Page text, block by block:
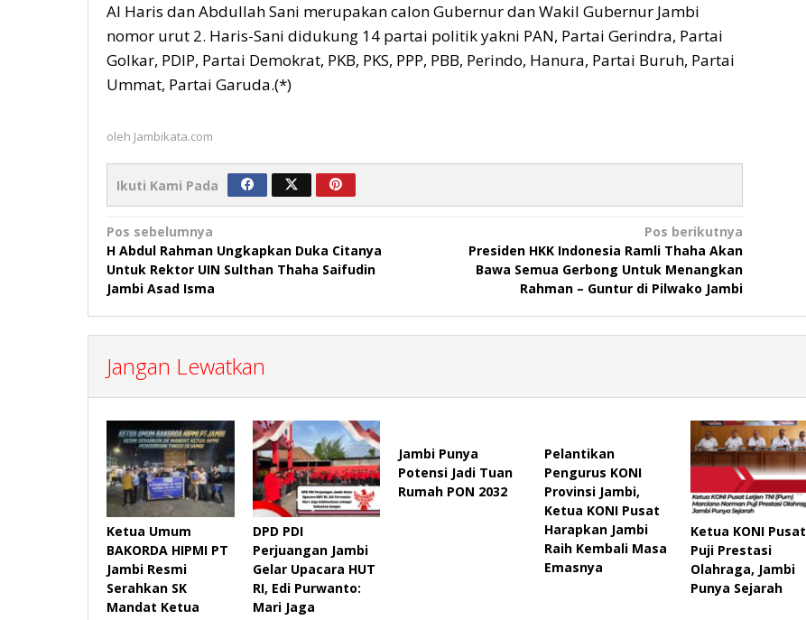
Al Haris dan Abdullah Sani merupakan calon Gubernur dan Wakil Gubernur Jambi
nomor urut 2. Haris-Sani didukung 14 partai politik yakni PAN, Partai Gerindra, Partai
Golkar, PDIP, Partai Demokrat, PKB, PKS, PPP, PBB, Perindo, Hanura, Partai Buruh, Partai
Ummat, Partai Garuda.(*)
oleh Jambikata.com
Ikuti Kami Pada
Navigasi
pos
Pos sebelumnya
H Abdul Rahman Ungkapkan Duka Citanya
Untuk Rektor UIN Sulthan Thaha Saifudin
Jambi Asad Isma
Pos berikutnya
Presiden HKK Indonesia Ramli Thaha Akan
Bawa Semua Gerbong Untuk Menangkan
Rahman – Guntur di Pilwako Jambi
Jangan Lewatkan
Ketua Umum
BAKORDA HIPMI PT
Jambi Resmi
Serahkan SK
Mandat Ketua
DPD PDI
Perjuangan Jambi
Gelar Upacara HUT
RI, Edi Purwanto:
Mari Jaga
Jambi Punya
Potensi Jadi Tuan
Rumah PON 2032
Pelantikan
Pengurus KONI
Provinsi Jambi,
Ketua KONI Pusat
Harapkan Jambi
Raih Kembali Masa
Emasnya
Ketua KONI Pusat
Puji Prestasi
Olahraga, Jambi
Punya Sejarah